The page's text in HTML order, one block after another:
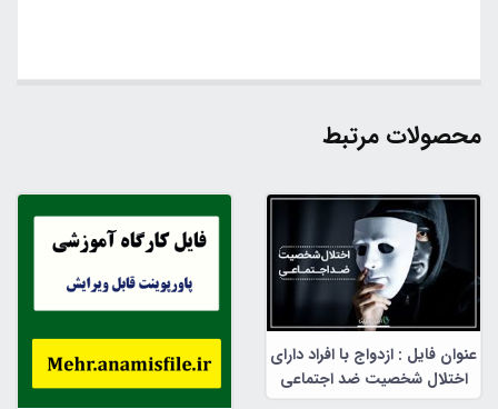
محصولات مرتبط
عنوان فایل : ازدواج با افراد دارای
اختلال شخصیت ضد اجتماعی